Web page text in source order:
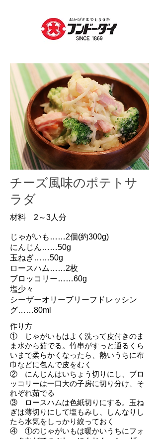
​チーズ風味のポテトサ
ラダ
材料 2～3人分
じゃがいも……2個(約300g)
にんじん……50g
玉ねぎ……50g
ロースハム……2枚
ブロッコリー……60g
塩少々
シーザーオリーブリーフドレッシン
グ……80ml
作り方
① じゃがいもはよく洗って皮付きのま
ま水から茹でる。竹串がすっと通るくら
いまで柔らかくなったら、熱いうちに布
巾などに包んで皮をむく
② にんじんはいちょう切りにし、ブロ
ッコリーは一口大の子房に切り分け、そ
れぞれ茹でる
③ ロースハムは色紙切りにする。玉ね
ぎは薄切りにして塩もみし、しんなりし
たら水気をしっかり絞っておく
④ ①のじゃがいもは暖かいうちにフォ
ークなどでつぶし、にんじん、シーザー